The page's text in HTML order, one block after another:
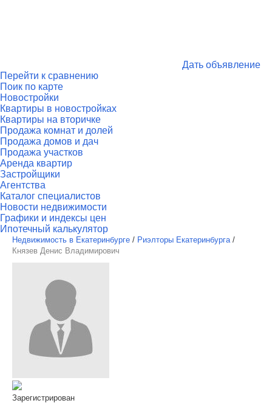
Дать объявление
Перейти к сравнению
Поик по карте
Новостройки
Квартиры в новостройках
Квартиры на вторичке
Продажа комнат и долей
Продажа домов и дач
Продажа участков
Аренда квартир
Застройщики
Агентства
Каталог специалистов
Новости недвижимости
Графики и индексы цен
Ипотечный калькулятор
Недвижимость в Екатеринбурге / Риэлторы Екатеринбурга /
Князев Денис Владимирович
Зарегистрирован